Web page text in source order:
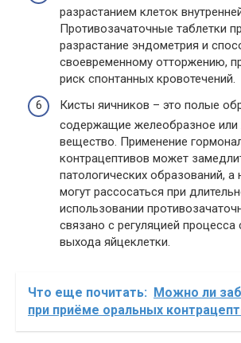
разрастанием клеток
Противозачаточные таблетки
разрастание эндометрия и
своевременному отторжению,
риск спонтанных кровотечений.
Кисты яичников – это полые
содержащие желеобразное
вещество. Применение
контрацептивов может
патологических образований,
могут рассосаться при
использовании
связано с регуляцией процесса
выхода яйцеклетки.
Что еще почитать: Можно ли
при приёме оральных